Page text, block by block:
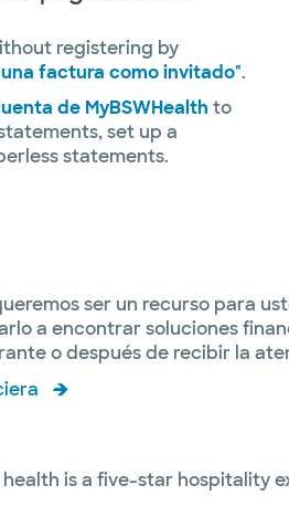
registering by
factura como invitado".
de MyBSWHealth to
set up a
statements.
ser un recurso para
a encontrar soluciones
o después de recibir la
is a five-star